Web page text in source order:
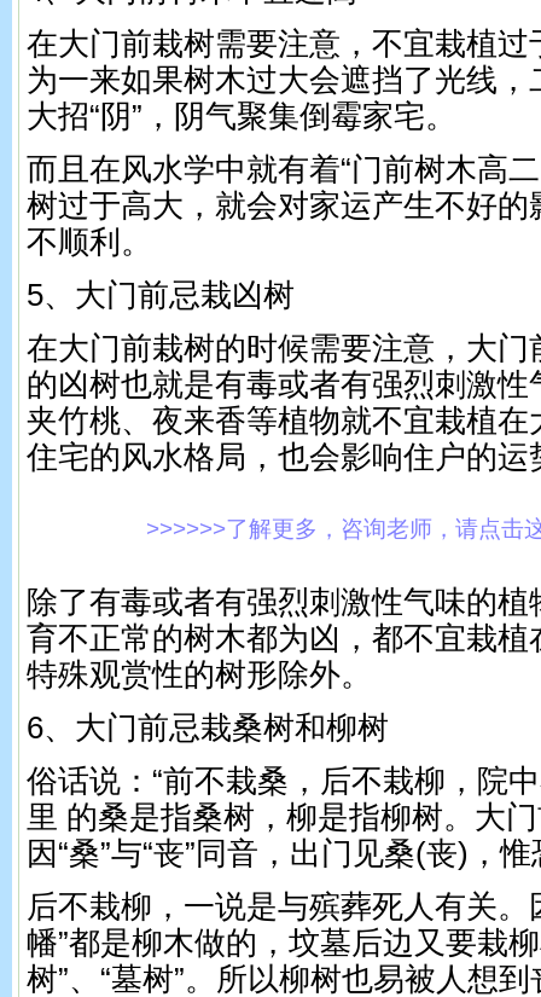
在大门前栽树需要注意，不宜栽植过
为一来如果树木过大会遮挡了光线
大招“阴”，阴气聚集倒霉家宅。
而且在风水学中就有着“门前树木高
树过于高大，就会对家运产生不好的
不顺利。
5、大门前忌栽凶树
在大门前栽树的时候需要注意，大门
的凶树也就是有毒或者有强烈刺激
夹竹桃、夜来香等植物就不宜栽植在
住宅的风水格局，也会影响住户的运
>>>>>>了解更多，咨询老师，请点击
除了有毒或者有强烈刺激性气味的
育不正常的树木都为凶，都不宜栽植
特殊观赏性的树形除外。
6、大门前忌栽桑树和柳树
俗话说：“前不栽桑，后不栽柳，院
里 的桑是指桑树，柳是指柳树。大
因“桑”与“丧”同音，出门见桑(丧)，
后不栽柳，一说是与殡葬死人有关。
幡”都是柳木做的，坟墓后边又要栽
树”、“墓树”。所以柳树也易被人想